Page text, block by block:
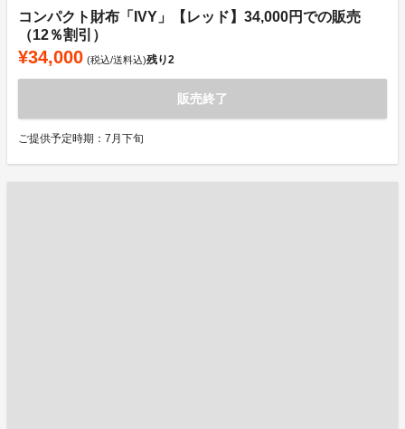
コンパクト財布「IVY」【レッド】34,000円での販売
（12％割引）
¥34,000 (税込/送料込)残り2
販売終了
ご提供予定時期：7月下旬